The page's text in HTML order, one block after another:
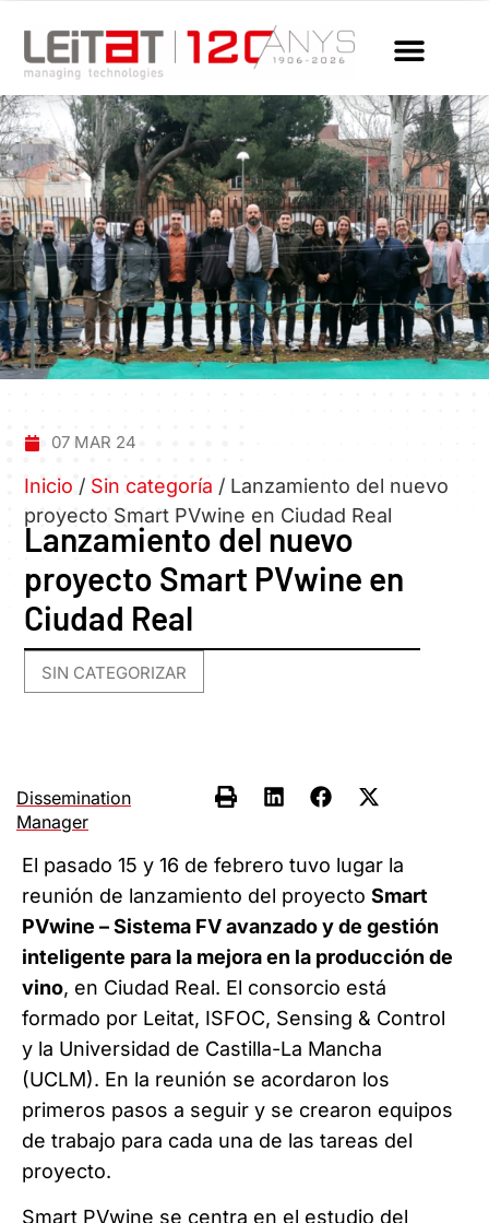
07 MAR 24
Inicio / Sin categoría / Lanzamiento del nuevo
proyecto Smart PVwine en Ciudad Real
Lanzamiento del nuevo
proyecto Smart PVwine en
Ciudad Real
SIN CATEGORIZAR
Dissemination
Manager
El pasado 15 y 16 de febrero tuvo lugar la
reunión de lanzamiento del proyecto Smart
PVwine – Sistema FV avanzado y de gestión
inteligente para la mejora en la producción de
vino, en Ciudad Real. El consorcio está
formado por Leitat, ISFOC, Sensing & Control
y la Universidad de Castilla-La Mancha
(UCLM). En la reunión se acordaron los
primeros pasos a seguir y se crearon equipos
de trabajo para cada una de las tareas del
proyecto.
Smart PVwine se centra en el estudio del